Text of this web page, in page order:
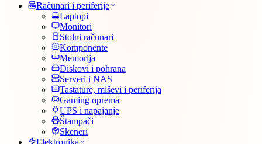
Računari i periferije
Laptopi
Monitori
Stolni računari
Komponente
Memorija
Diskovi i pohrana
Serveri i NAS
Tastature, miševi i periferija
Gaming oprema
UPS i napajanje
Štampači
Skeneri
Elektronika